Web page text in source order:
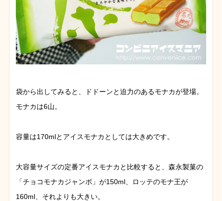
袋から出してみると、ドドーンと迫力のあるモナカが登場。
モナカは6山。
容量は170mlとアイスモナカとしては大きめです。
大容量サイズの定番アイスモナカと比較すると、森永製菓の
「チョコモナカジャンボ」が150ml、ロッテのモナ王が
160ml、それよりも大きい。